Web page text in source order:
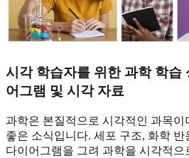
시각 학습자를 위한 과학 학습
어그램 및 시각 자료
과학은 본질적으로 시각적인 과목이
좋은 소식입니다. 세포 구조, 화학
다이어그램을 그려 과학을 시각적으